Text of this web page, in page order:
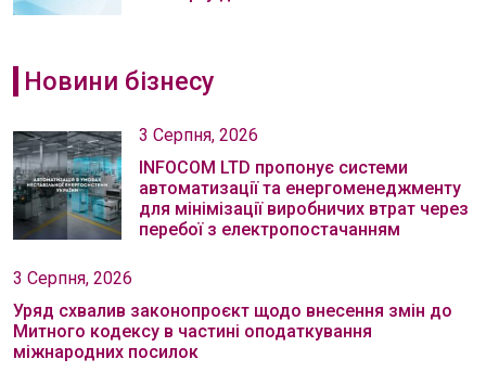
Новини бізнесу
3 Серпня, 2026
INFOCOM LTD пропонує системи
автоматизації та енергоменеджменту
для мінімізації виробничих втрат через
перебої з електропостачанням
3 Серпня, 2026
Уряд схвалив законопроєкт щодо внесення змін до
Митного кодексу в частині оподаткування
міжнародних посилок